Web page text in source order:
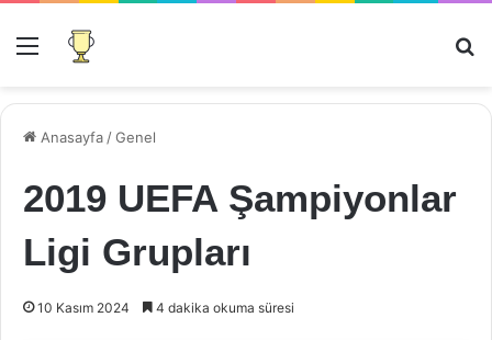
Menü
Anasayfa /Genel
2019 UEFA Şampiyonlar
Ligi Grupları
10 Kasım 2024 4 dakika okuma süresi